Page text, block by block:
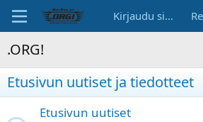
Kirjaudu sisään
.ORG!
Etusivun uutiset ja tiedotteet
Etusivun uutiset